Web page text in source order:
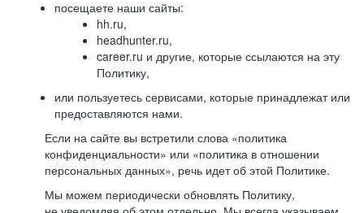
посещаете наши сайты:
hh.ru,
headhunter.ru,
career.ru и другие, которые ссылаются на эту
Политику,
или пользуетесь сервисами, которые принадлежат или
предоставляются нами.
Если на сайте вы встретили слова «политика
конфиденциальности» или «политика в отношении
персональных данных», речь идет об этой Политике.
Мы можем периодически обновлять Политику,